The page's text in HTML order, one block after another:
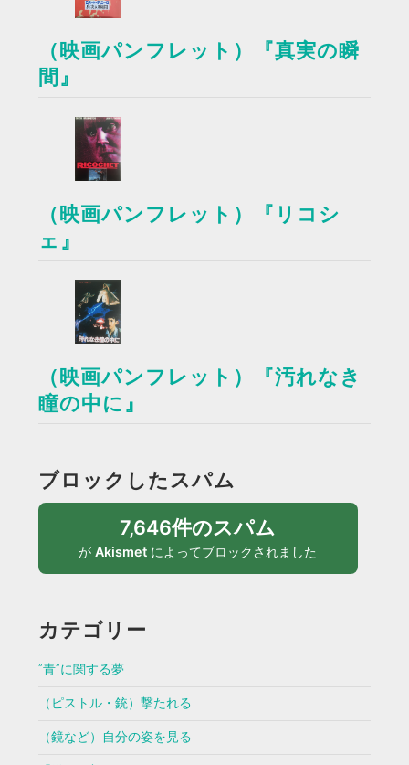
（映画パンフレット）『真実の瞬
間』
（映画パンフレット）『リコシ
ェ』
（映画パンフレット）『汚れなき
瞳の中に』
ブロックしたスパム
7,646件のスパム
がAkismet によってブロックされました
カテゴリー
”青”に関する夢
（ピストル・銃）撃たれる
（鏡など）自分の姿を見る